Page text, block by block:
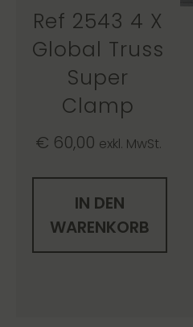
Ref 2543 4 X
Global Truss
Super
Clamp
€ 60,00 exkl. MwSt.
IN DEN
WARENKORB